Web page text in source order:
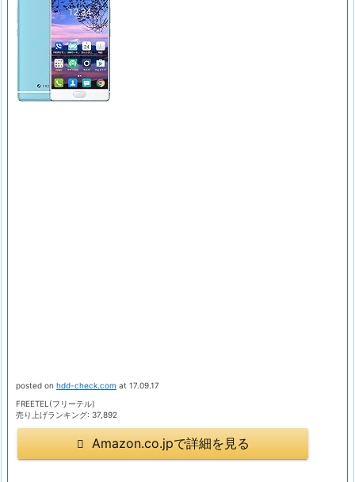
posted on hdd-check.com at 17.09.17
FREETEL(フリーテル)
売り上げランキング: 37,892
Amazon.co.jpで詳細を見る